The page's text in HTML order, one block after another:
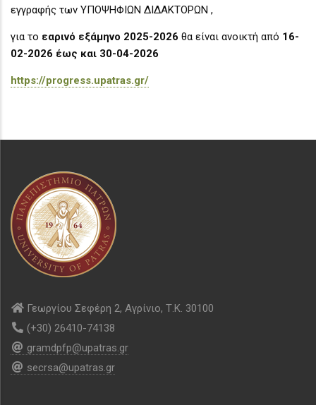
εγγραφής των ΥΠΟΨΗΦΙΩΝ ΔΙΔΑΚΤΟΡΩΝ ,
για το εαρινό εξάμηνο 2025-2026 θα είναι ανοικτή από 16-
02-2026 έως και 30-04-2026
https://progress.upatras.gr/
Γεωργίου Σεφέρη 2, Αγρίνιο, Τ.Κ. 30100
(+30) 26410-74138
gramdpfp@upatras.gr
secrsa@upatras.gr